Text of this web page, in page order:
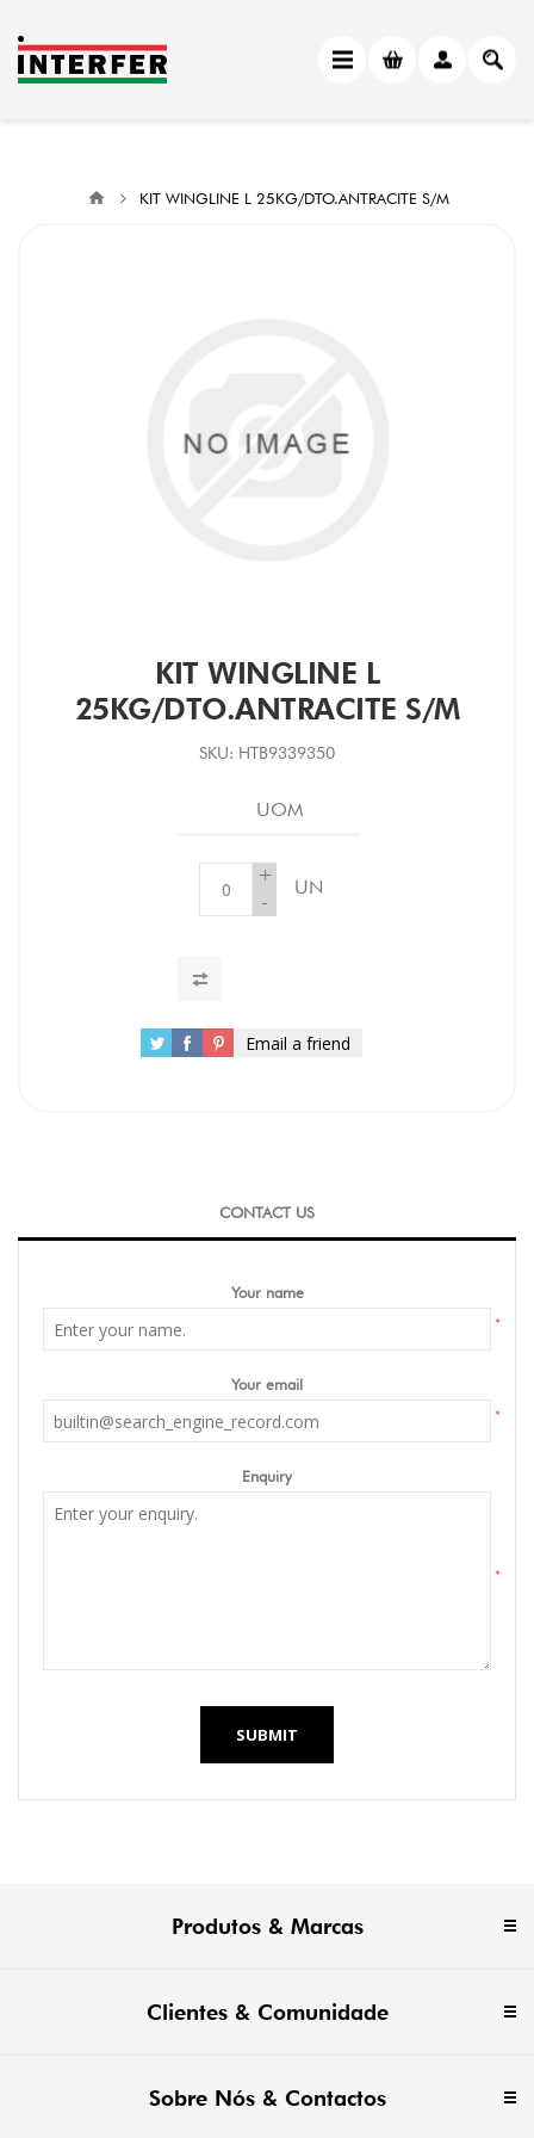
KIT WINGLINE L 25KG/DTO.ANTRACITE S/M
KIT WINGLINE L
25KG/DTO.ANTRACITE S/M
SKU: HTB9339350
UOM
+
-
UN
Email a friend
CONTACT US
Your name
*
Your email
*
Enquiry
*
SUBMIT
Produtos & Marcas
Clientes & Comunidade
Sobre Nós & Contactos